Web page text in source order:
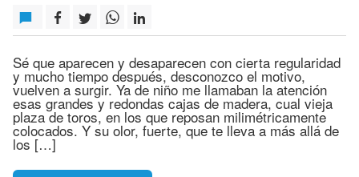
Sé que aparecen y desaparecen con cierta regularidad
y mucho tiempo después, desconozco el motivo,
vuelven a surgir. Ya de niño me llamaban la atención
esas grandes y redondas cajas de madera, cual vieja
plaza de toros, en los que reposan milimétricamente
colocados. Y su olor, fuerte, que te lleva a más allá de
los […]